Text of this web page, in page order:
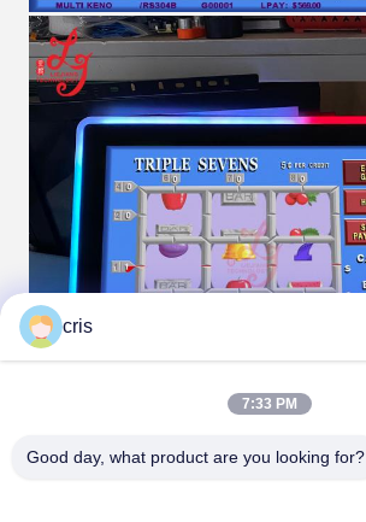
cris
7:33 PM
Good day, what product are you looking for?